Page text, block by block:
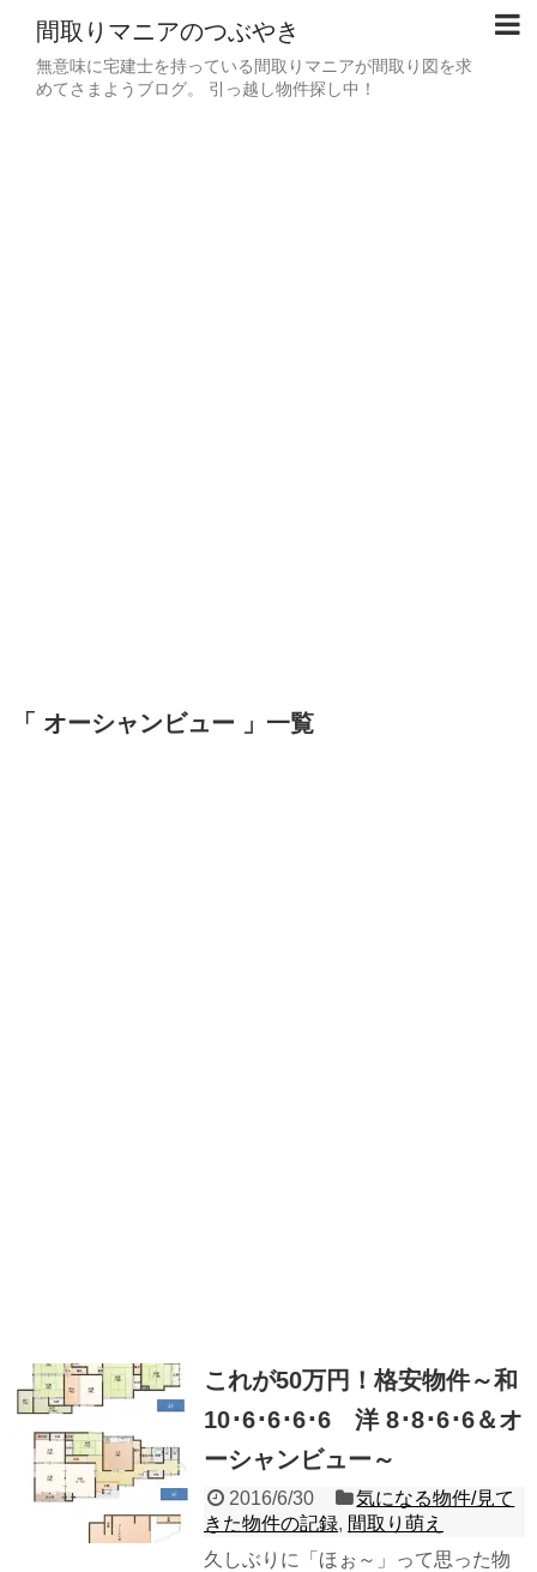
間取りマニアのつぶやき
無意味に宅建士を持っている間取りマニアが間取り図を求
めてさまようブログ。 引っ越し物件探し中！
「 オーシャンビュー 」一覧
これが50万円！格安物件～和
10･6･6･6･6 洋 8･8･6･6＆オ
ーシャンビュー～
2016/6/30
気になる物件/見て
きた物件の記録, 間取り萌え
久しぶりに「ほぉ～」って思った物